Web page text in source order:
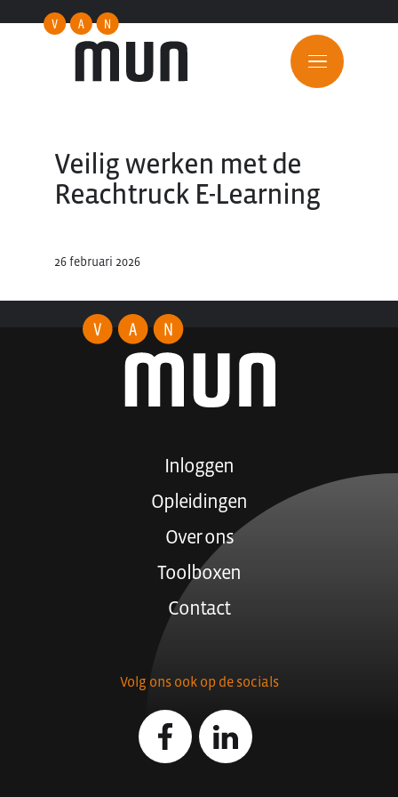
Veilig werken met de
Reachtruck E-Learning
26 februari 2026
Inloggen
Opleidingen
Over ons
Toolboxen
Contact
Volg ons ook op de socials